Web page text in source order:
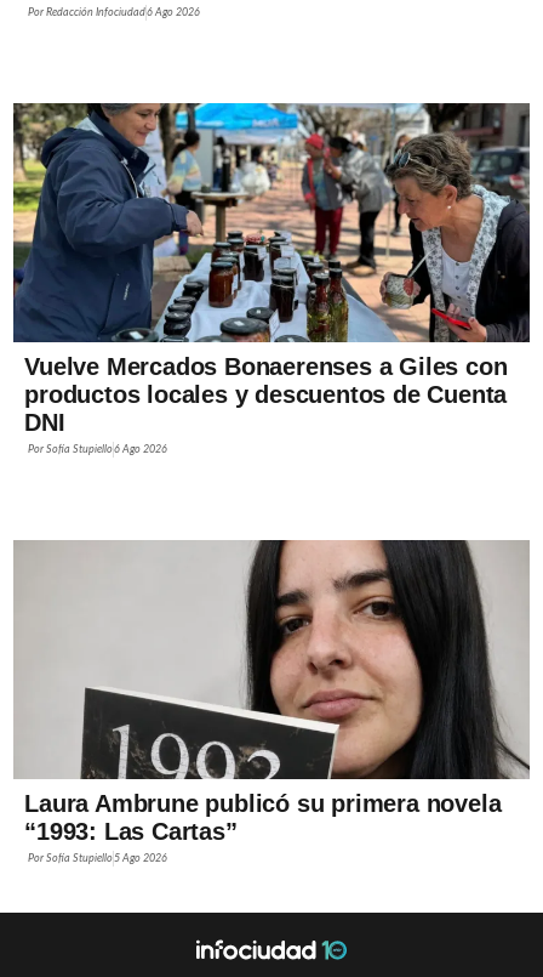
PorRedacción Infociudad6 Ago 2026
Vuelve Mercados Bonaerenses a Giles con
productos locales y descuentos de Cuenta
DNI
PorSofía Stupiello6 Ago 2026
Laura Ambrune publicó su primera novela
“1993: Las Cartas”
PorSofía Stupiello 5 Ago 2026